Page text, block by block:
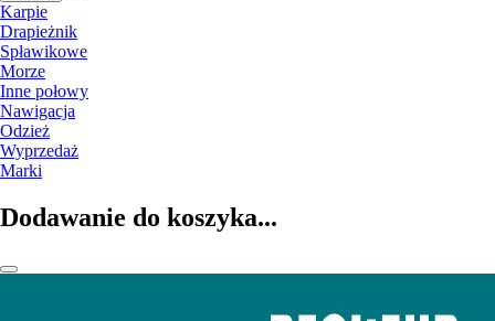
Karpie
Drapieżnik
Spławikowe
Morze
Inne połowy
Nawigacja
Odzież
Wyprzedaż
Marki
Dodawanie do koszyka...